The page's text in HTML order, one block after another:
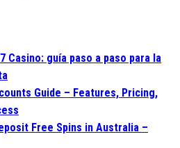
Casino: guía paso a paso para la
Guide – Features, Pricing,
Free Spins in Australia –